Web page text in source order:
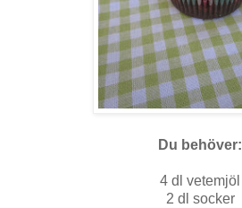
Du behöver:
4 dl vetemjöl
2 dl socker